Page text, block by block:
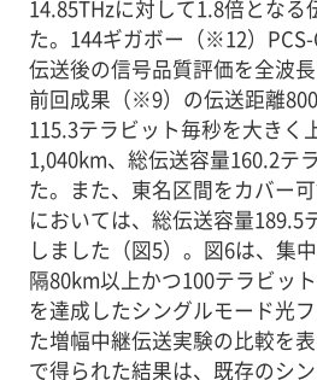
14.85THzに対して1.8倍となる
た。144ギガボー（※12）
伝送後の信号品質評価を全波長
前回成果（※9）の伝送距離
115.3テラビット毎秒を大きく
1,040km、総伝送容量160.2テ
た。また、東名区間をカバー
においては、総伝送容量189.5
しました（図5）。図6は、集
隔80km以上かつ100テラビッ
を達成したシングルモード光
た増幅中継伝送実験の比較を
で得られた結果は、既存のシ